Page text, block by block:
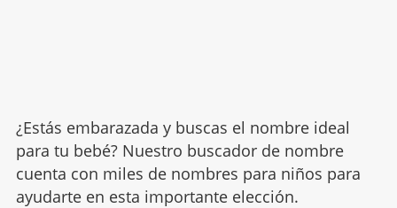
¿Estás embarazada y buscas el nombre ideal
para tu bebé? Nuestro buscador de nombre
cuenta con miles de nombres para niños para
ayudarte en esta importante elección.